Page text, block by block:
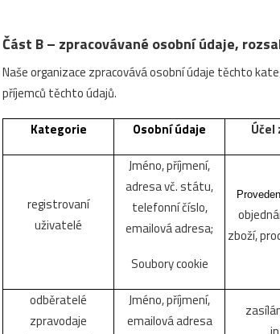
Část B – zpracovávané osobní údaje,
Naše organizace zpracovává osobní údaje těchto
příjemců těchto údajů.
Kategorie
Osobní údaje Účel
registrovaní
uživatelé
Jméno, příjmení,
adresa vč. státu,
telefonní číslo,
emailová adresa;
Soubory cookie
zboží,
odběratelé
zpravodaje
Jméno, příjmení,
emailová adresa